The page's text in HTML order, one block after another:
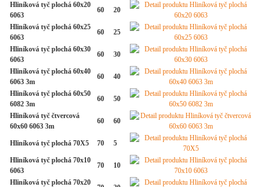
Hliníková tyč plochá 60x20
6063
60 20
Hliníková tyč plochá 60x25
6063
60 25
Hliníková tyč plochá 60x30
6063
60 30
Hliníková tyč plochá 60x40
6063 3m
60 40
Hliníková tyč plochá 60x50
6082 3m
60 50
Hliníková tyč čtvercová
60x60 6063 3m
60 60
Hliníková tyč plochá 70X5 70 5
Hliníková tyč plochá 70x10
6063
70 10
Hliníková tyč plochá 70x20